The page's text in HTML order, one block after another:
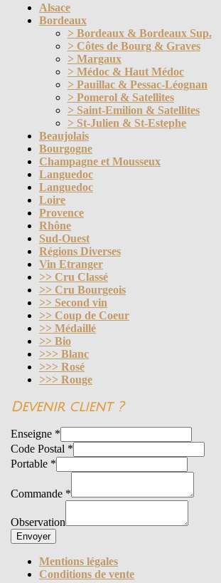
Alsace
Bordeaux
> Bordeaux & Bordeaux Sup.
> Côtes de Bourg & Graves
> Margaux
> Médoc & Haut Médoc
> Pauillac & Pessac-Léognan
> Pomerol & Satellites
> Saint-Emilion & Satellites
> St-Julien & St-Estephe
Beaujolais
Bourgogne
Champagne et Mousseux
Languedoc
Languedoc
Loire
Provence
Rhône
Sud-Ouest
Régions Diverses
Vin Etranger
>> Cru Classé
>> Cru Bourgeois
>> Second vin
>> Coup de Coeur
>> Médaillé
>> Bio
>>> Blanc
>>> Rosé
>>> Rouge
Devenir client ?
Enseigne *
Code Postal *
Portable *
Commande *
Observation
Envoyer
Mentions légales
Conditions de vente